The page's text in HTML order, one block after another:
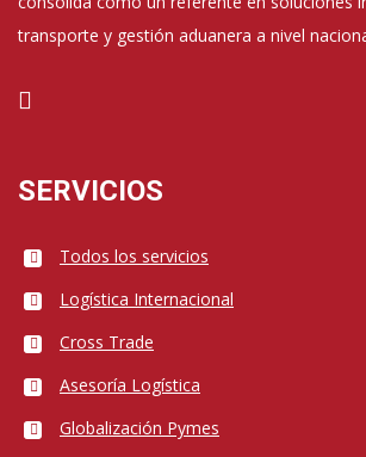
transporte y gestión aduanera a nivel
SERVICIOS
Todos los servicios
Logística Internacional
Cross Trade
Asesoría Logística
Globalización Pymes